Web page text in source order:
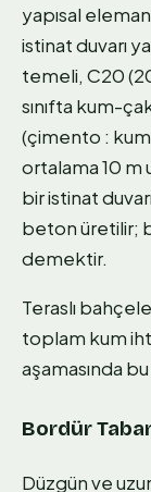
yapısal
istinat duvarı
temeli, C20
sınıfta kum-
(çimento :
ortalama 10 m
bir istinat
beton üretilir;
demektir.
Teraslı
toplam kum
aşamasında
Bordür
Düzgün ve